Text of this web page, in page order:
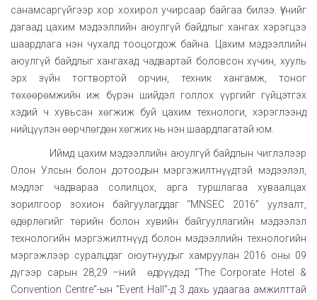
санамсаргүйгээр хор хохирол учирсаар байгаа билээ. Үүнийг
дагаад цахим мэдээллийн аюулгүй байдлыг хангах хэрэгцээ
шаардлага нэн чухалд тооцогдож байна. Цахим мэдээллийн
аюулгүй байдлыг хангахад чадвартай боловсон хүчин, хууль
эрх зүйн тогтвортой орчин, техник хангамж, тоног
төхөөрөмжийн иж бүрэн шийдэл голлох үүргийг гүйцэтгэх
хэдий ч хувьсан хөгжиж буй цахим технологи, хэрэглээнд
нийцүүлэн өөрчлөгдөн хөгжих нь нэн шаардлагатай юм.
Иймд цахим мэдээллийн аюулгүй байдлын чиглэлээр
Олон Улсын болон дотоодын мэргэжилтнүүдтэй мэдээлэл,
мэдлэг чадвараа солилцох, арга туршлагаа хуваалцах
зорилгоор зохион байгуулагддаг “MNSEC 2016” уулзалт,
өдөрлөгийг төрийн болон хувийн байгууллагийн мэдээлэл
технологийн мэргэжилтнүүд болон мэдээллийн технологийн
мэргэжлээр суралцдаг оюутнуудыг хамруулан 2016 оны 09
дүгээр сарын 28,29 –ний өдрүүдэд “The Corporate Hotel &
Convention Centre”-ын “Event Hall”-д 3 дахь удаагаа амжилттай